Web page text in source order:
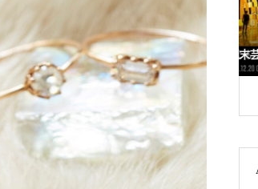
ウィーン世紀末芸術『美の黄金時代』